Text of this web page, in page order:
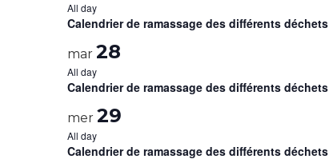
All day
Calendrier de ramassage des différents déchets
mar 28
All day
Calendrier de ramassage des différents déchets
mer 29
All day
Calendrier de ramassage des différents déchets